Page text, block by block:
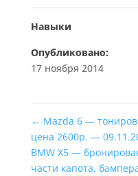
Навыки
Опубликовано:
17 ноября 2014
← Mazda 6 —
цена 2600р. —
BMW X5 —
части капота,